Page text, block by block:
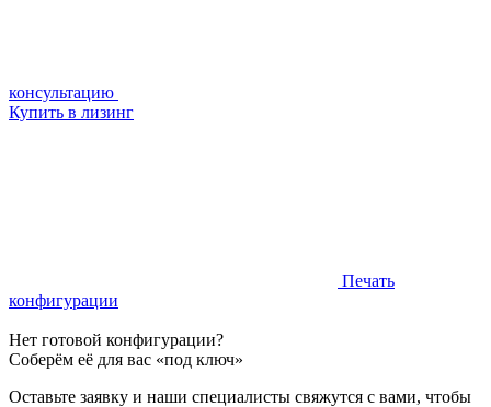
консультацию
Купить в лизинг
Печать
конфигурации
Нет готовой конфигурации?
Соберём её для вас «под ключ»
Оставьте заявку и наши специалисты свяжутся с вами, чтобы